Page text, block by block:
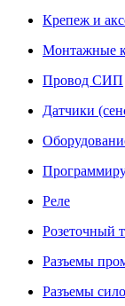
Крепеж и
Монтажные
Провод СИП
Датчики
Реле
Розеточный
Разъемы
Разъемы